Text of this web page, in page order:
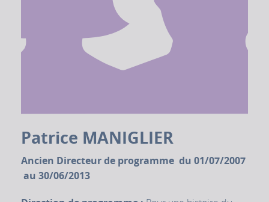
Patrice MANIGLIER
Ancien Directeur de programme du 01/07/2007
au 30/06/2013